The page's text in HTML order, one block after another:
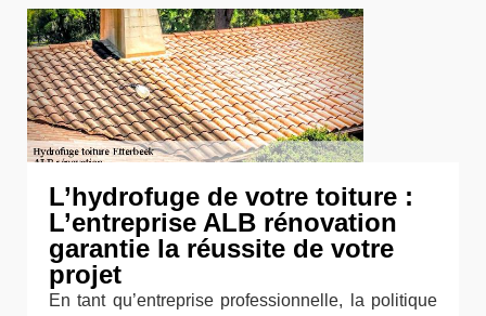
L’hydrofuge de votre toiture :
L’entreprise ALB rénovation
garantie la réussite de votre
projet
En tant qu’entreprise professionnelle, la politique